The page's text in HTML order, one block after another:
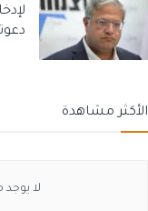
الأكثر مشاهدة
لا